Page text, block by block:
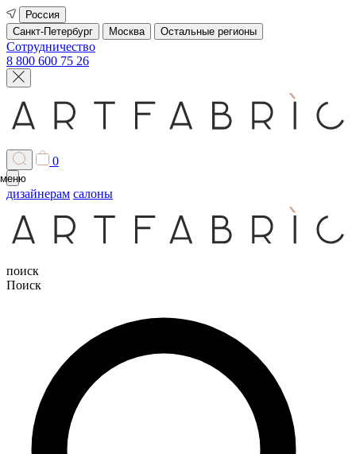
Россия
Санкт-Петербург
Москва Остальные регионы
Сотрудничество
8 800 600 75 26
0
меню
дизайнерам салоны
поиск
Поиск